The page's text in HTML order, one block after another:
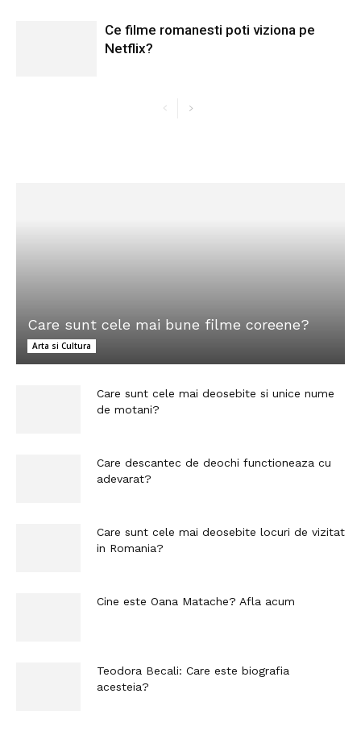
Ce filme romanesti poti viziona pe
Netflix?
Care sunt cele mai bune filme coreene?
Arta si Cultura
Care sunt cele mai deosebite si unice nume
de motani?
Care descantec de deochi functioneaza cu
adevarat?
Care sunt cele mai deosebite locuri de vizitat
in Romania?
Cine este Oana Matache? Afla acum
Teodora Becali: Care este biografia
acesteia?